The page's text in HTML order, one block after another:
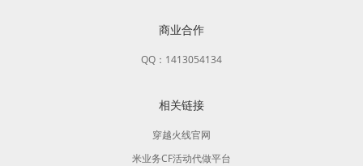
商业合作
QQ：1413054134
相关链接
穿越火线官网
米业务CF活动代做平台